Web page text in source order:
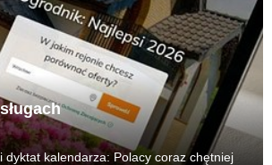
dyktat kalendarza: Polacy coraz chętniej